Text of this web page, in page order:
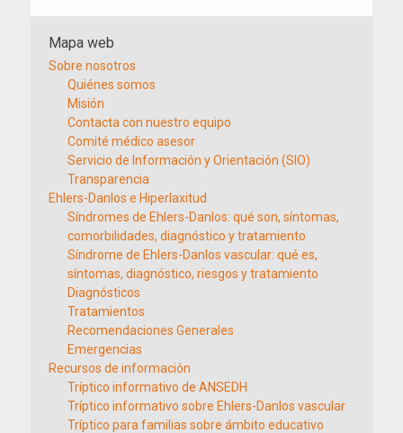
Mapa web
Sobre nosotros
Quiénes somos
Misión
Contacta con nuestro equipo
Comité médico asesor
Servicio de Información y Orientación (SIO)
Transparencia
Ehlers-Danlos e Hiperlaxitud
Síndromes de Ehlers-Danlos: qué son, síntomas,
comorbilidades, diagnóstico y tratamiento
Síndrome de Ehlers-Danlos vascular: qué es,
síntomas, diagnóstico, riesgos y tratamiento
Diagnósticos
Tratamientos
Recomendaciones Generales
Emergencias
Recursos de información
Tríptico informativo de ANSEDH
Tríptico informativo sobre Ehlers-Danlos vascular
Tríptico para familias sobre ámbito educativo